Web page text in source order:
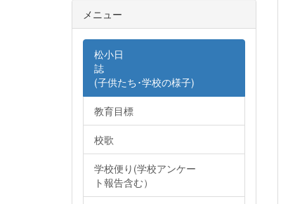
メニュー
松小日
誌
(子供たち･学校の様子)
教育目標
校歌
学校便り(学校アンケー
ト報告含む）